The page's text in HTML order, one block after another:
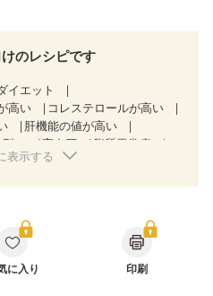
のレシピです
イエット
高い
コレステロールが高い
肝機能の値が高い
） 高血圧
脂質異常症
道炎
乳がん（ホルモン療法中）
中の方など
表示する
に入り 印刷